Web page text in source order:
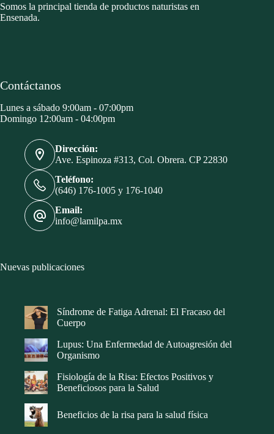
Somos la principal tienda de productos naturistas en
Ensenada.
Contáctanos
Lunes a sábado 9:00am - 07:00pm
Domingo 12:00am - 04:00pm
Dirección:
Ave. Espinoza #313, Col. Obrera. CP 22830
Teléfono:
(646) 176-1005 y 176-1040
Email:
info@lamilpa.mx
Nuevas publicaciones
Síndrome de Fatiga Adrenal: El Fracaso del
Cuerpo
Lupus: Una Enfermedad de Autoagresión del
Organismo
Fisiología de la Risa: Efectos Positivos y
Beneficiosos para la Salud
Beneficios de la risa para la salud física